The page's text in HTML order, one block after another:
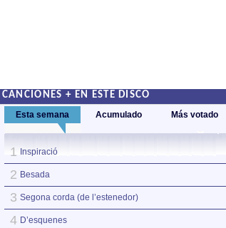
CANCIONES + EN ESTE DISCO
Esta semana Acumulado Más votado
1 Inspiració
2 Besada
3 Segona corda (de l’estenedor)
4 D’esquenes